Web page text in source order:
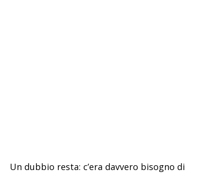
Un dubbio resta: c’era davvero bisogno di